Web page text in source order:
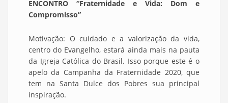
ENCONTRO “Fraternidade e Vida: Dom e
Compromisso”
Motivação: O cuidado e a valorização da vida,
centro do Evangelho, estará ainda mais na pauta
da Igreja Católica do Brasil. Isso porque este é o
apelo da Campanha da Fraternidade 2020, que
tem na Santa Dulce dos Pobres sua principal
inspiração.